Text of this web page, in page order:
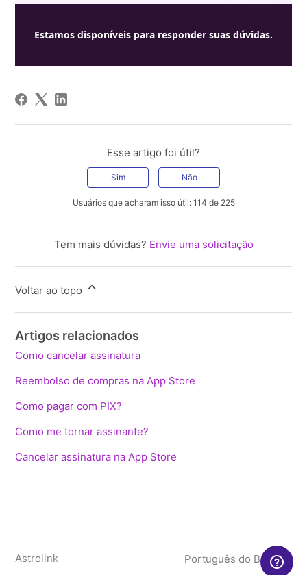
Estamos disponíveis para responder suas dúvidas.
Esse artigo foi útil?
Sim Não
Usuários que acharam isso útil: 114 de 225
Tem mais dúvidas? Envie uma solicitação
Voltar ao topo
Artigos relacionados
Como cancelar assinatura
Reembolso de compras na App Store
Como pagar com PIX?
Como me tornar assinante?
Cancelar assinatura na App Store
Astrolink Português do Brasil